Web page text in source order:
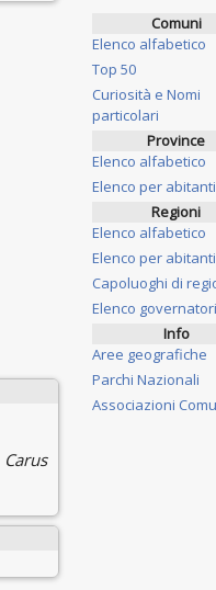
Carus
Comuni
Elenco alfabetico
Top 50
Curiosità e Nomi
particolari
Province
Elenco alfabetico
Elenco per abitanti
Regioni
Elenco alfabetico
Elenco per abitanti
Capoluoghi di
Elenco governatori
Info
Aree geografiche
Parchi Nazionali
Associazioni